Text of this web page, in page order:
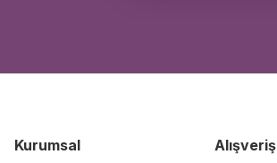
Kurumsal Alışveriş